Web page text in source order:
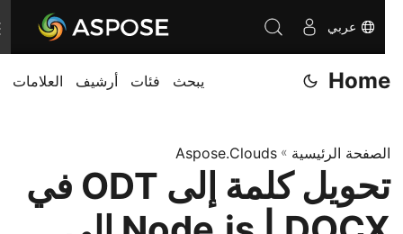
عربي
Home يبحث فئات أرشيف العلامات
الصفحة الرئيسية»
Aspose.Clouds
تحويل كلمة إلى ODT في